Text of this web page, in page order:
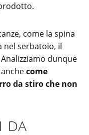
come la spina
nel serbatoio, il
dunque
come
da stiro che non
da